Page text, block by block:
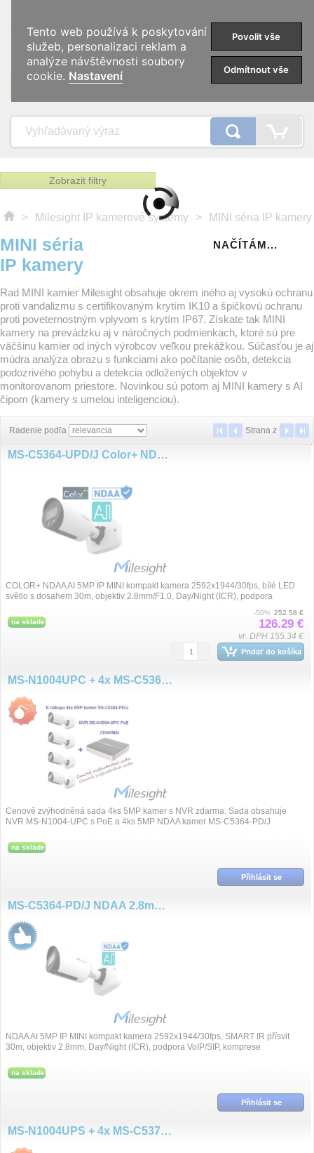
KATEGÓRIE
Zobrazit filtry
> Milesight IP kamerové systémy > MINI séria IP kamery
MINI séria
IP kamery
Rad MINI kamier Milesight obsahuje okrem iného aj vysokú ochranu
proti vandalizmu s certifikovaným krytím IK10 a špičkovú ochranu
proti poveternostným vplyvom s krytím IP67. Získate tak MINI
kamery na prevádzku aj v náročných podmienkach, ktoré sú pre
väčšinu kamier od iných výrobcov veľkou prekážkou. Súčasťou je aj
múdra analýza obrazu s funkciami ako počítanie osôb, detekcia
podozrivého pohybu a detekcia odložených objektov v
monitorovanom priestore. Novinkou sú potom aj MINI kamery s AI
čipom (kamery s umelou inteligenciou).
Radenie podľa Strana z
NAČÍTÁM...
MS-C5364-UPD/J Color+ NDAA 2.8mm 5MP/30fps AI IP
COLOR+ NDAA AI 5MP IP MINI kompakt kamera 2592x1944/30fps, bílé LED
světlo s dosahem 30m, objektiv 2.8mm/F1.0, Day/Night (ICR), podpora
na sklade
-50% 252.58 €
126.29 €
vr. DPH 155.34 €
Pridať do košíka
MS-N1004UPC + 4x MS-C5364-PD/J
Cenově zvýhodněná sada 4ks 5MP kamer s NVR zdarma. Sada obsahuje
NVR MS-N1004-UPC s PoE a 4ks 5MP NDAA kamer MS-C5364-PD/J
na sklade
Přihlásit se
MS-C5364-PD/J NDAA 2.8mm 5MP/30fps AI IP
NDAA AI 5MP IP MINI kompakt kamera 2592x1944/30fps, SMART IR přísvit
30m, objektiv 2.8mm, Day/Night (ICR), podpora VoIP/SIP, komprese
na sklade
Přihlásit se
MS-N1004UPS + 4x MS-C5375-PD/J
Tento web používá k poskytování
služeb, personalizaci reklam a
analýze návštěvnosti soubory
cookie. Nastavení
Povolit vše
Odmítnout vše